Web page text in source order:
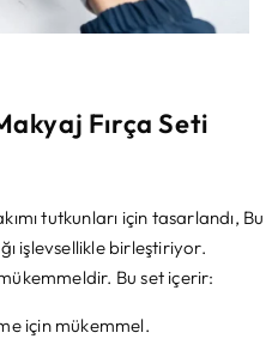
Fırça Seti
tutkunları için tasarlandı, Bu
işlevsellikle birleştiriyor.
Bu set içerir:
için mükemmel.